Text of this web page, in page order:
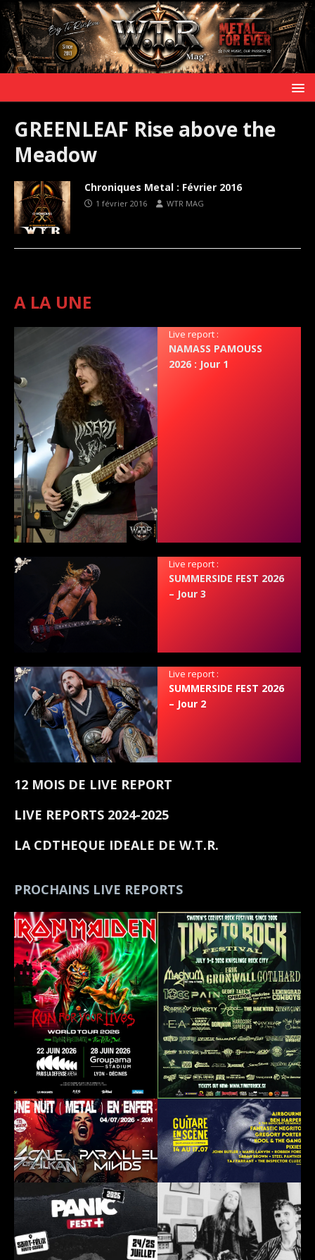
GREENLEAF Rise above the
Meadow
Chroniques Metal : Février 2016
1 février 2016 WTR MAG
A LA UNE
Live report :
NAMASS PAMOUSS
2026 : Jour 1
Live report :
SUMMERSIDE FEST 2026
– Jour 3
Live report :
SUMMERSIDE FEST 2026
– Jour 2
12 MOIS DE LIVE REPORT
LIVE REPORTS 2024-2025
LA CDTHEQUE IDEALE DE W.T.R.
PROCHAINS LIVE REPORTS